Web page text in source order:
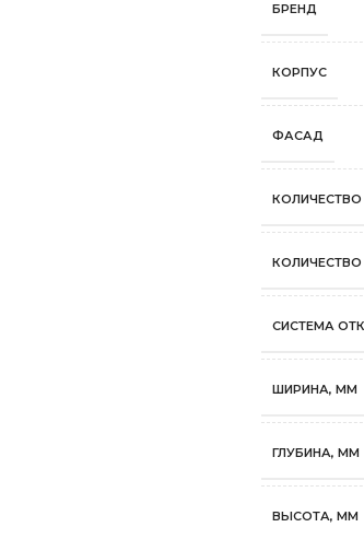
БРЕНД
КОРПУС
ФАСАД
КОЛИЧЕСТВО
СИСТЕМА
ШИРИНА, ММ
ГЛУБИНА, ММ
ВЫСОТА, ММ